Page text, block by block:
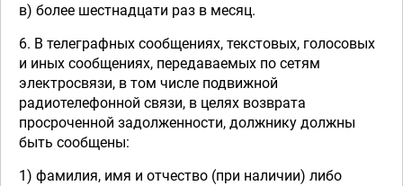
в) более шестнадцати раз в месяц.
6. В телеграфных сообщениях, текстовых, голосовых
и иных сообщениях, передаваемых по сетям
электросвязи, в том числе подвижной
радиотелефонной связи, в целях возврата
просроченной задолженности, должнику должны
быть сообщены:
1) фамилия, имя и отчество (при наличии) либо